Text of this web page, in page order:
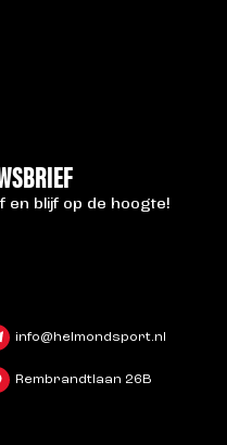
blijf op de hoogte!
info@helmondsport.nl
Rembrandtlaan 26B